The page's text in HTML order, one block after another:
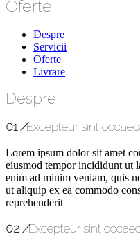
Oferte
Despre
Servicii
Oferte
Livrare
Despre
01 /Excepteur sint
Lorem ipsum dolor sit amet
eiusmod tempor incididunt ut
enim ad minim veniam, quis
ut aliquip ex ea commodo
reprehenderit
02 /Excepteur sint